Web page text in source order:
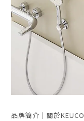
品牌簡介｜關於KEUCO